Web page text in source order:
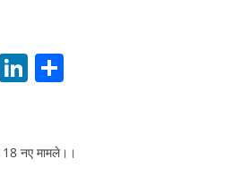
T Li
e e
नए मामले।।